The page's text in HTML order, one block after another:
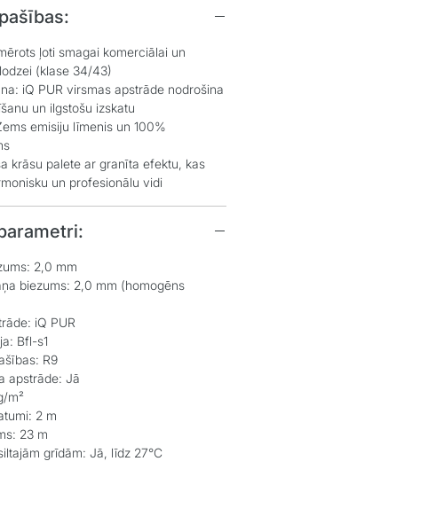
ļoti smagai komerciālai un
(klase 34/43)
iQ PUR virsmas apstrāde nodrošina
un ilgstošu izskatu
emisiju līmenis un 100%
krāsu palete ar granīta efektu, kas
un profesionālu vidi​
2,0 mm
biezums: 2,0 mm (homogēns
iQ PUR
Bfl-s1
R9
apstrāde: Jā
m²
2 m
23 m
grīdām: Jā, līdz 27°C​